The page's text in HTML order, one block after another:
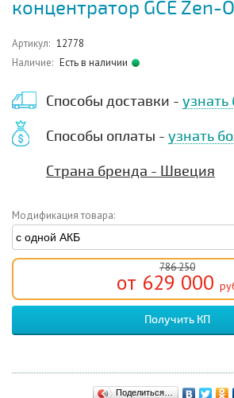
концентратор GCE Zen-O
Артикул: 12778
Наличие: Есть в наличии
Способы доставки - узнать
Способы оплаты - узнать
Страна бренда - Швеция
Модификация товара:
786 250
от 629 000
Получить КП
Поделиться…